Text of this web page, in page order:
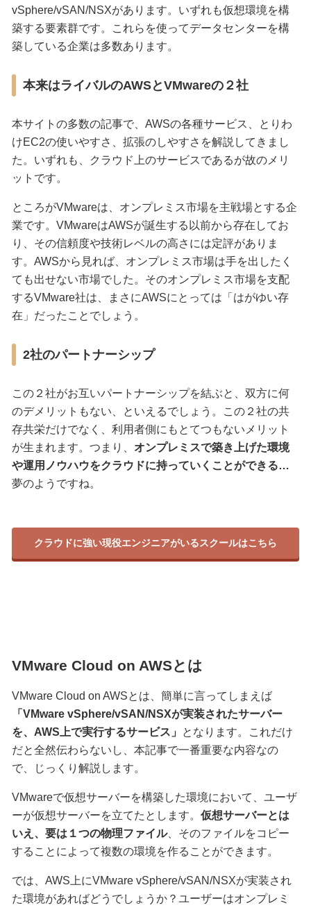
vSphere/vSAN/NSXがあります。いずれも仮想環境を構
築する要素群です。これらを使ってデータセンターを構
築している企業は多数あります。
本来はライバルのAWSとVMwareの２社
本サイトの多数の記事で、AWSの各種サービス、とりわ
けEC2の使いやすさ、拡張のしやすさを解説してきまし
た。いずれも、クラウド上のサービスであるが故のメリ
ットです。
ところがVMwareは、オンプレミス市場を主戦場とする企
業です。VMwareはAWSが誕生する以前から存在してお
り、その信頼度や技術レベルの高さには定評がありま
す。AWSから見れば、オンプレミス市場は手を出したく
ても出せない市場でした。そのオンプレミス市場を支配
するVMware社は、まさにAWSにとっては「はがゆい存
在」だったことでしょう。
2社のパートナーシップ
この２社がお互いパートナーシップを結ぶと、双方に何
のデメリットもない、といえるでしょう。この２社の共
存共栄だけでなく、利用者側にもとてつもないメリット
が生まれます。つまり、 オンプレミスで築き上げた環境
や運用ノウハウをクラウドに持っていくことができる…
夢のようですね。
クラウドに強い現役エンジニアがいるスクールはこちら
VMware Cloud on AWSとは
VMware Cloud on AWSとは、簡単に言ってしまえば
「VMware vSphere/vSAN/NSXが実装されたサーバー
を、AWS上で実行するサービス」
となります。これだけ
だと全然伝わらないし、本記事で一番重要な内容なの
で、じっくり解説します。
VMwareで仮想サーバーを構築した環境において、ユーザ
ーが仮想サーバーを立てたとします。 仮想サーバーとは
いえ、要は１つの物理ファイル、そのファイルをコピー
することによって複数の環境を作ることができます。
では、AWS上にVMware vSphere/vSAN/NSXが実装され
た環境があればどうでしょうか？ユーザーはオンプレミ